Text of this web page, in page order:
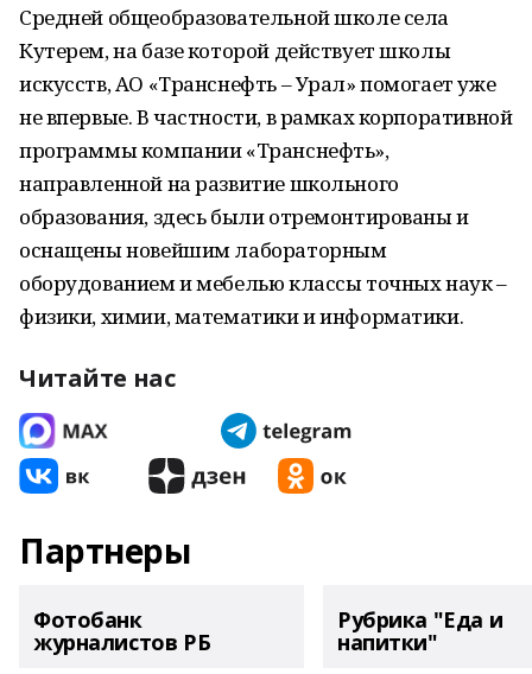
Средней общеобразовательной школе села
Кутерем, на базе которой действует школы
искусств, АО «Транснефть – Урал» помогает уже
не впервые. В частности, в рамках корпоративной
программы компании «Транснефть»,
направленной на развитие школьного
образования, здесь были отремонтированы и
оснащены новейшим лабораторным
оборудованием и мебелью классы точных наук –
физики, химии, математики и информатики.
Читайте нас
Партнеры
Фотобанк
журналистов РБ
Рубрика "Еда и
напитки"